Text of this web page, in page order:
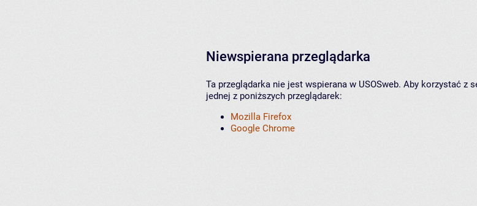
Niewspierana przeglądarka
Ta przeglądarka nie jest wspierana w USOSweb. Aby korzystać z
jednej z poniższych przeglądarek:
Mozilla Firefox
Google Chrome